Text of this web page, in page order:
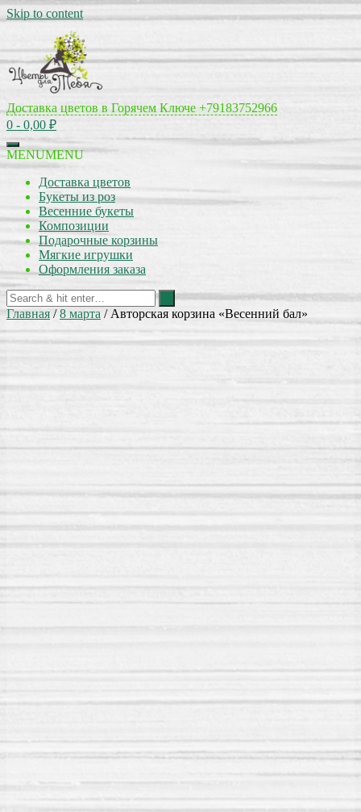
Skip to content
Доставка цветов в Горячем Ключе +79183752966
0 - 0,00 ₽
MENUMENU
Доставка цветов
Букеты из роз
Весенние букеты
Композиции
Подарочные корзины
Мягкие игрушки
Оформления заказа
Главная /8 марта / Авторская корзина «Весенний бал»